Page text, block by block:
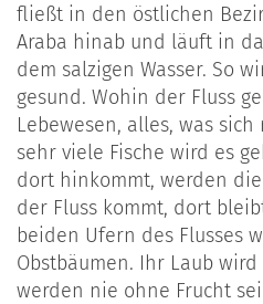
fließt in den östlichen
Araba hinab und läuft in
dem salzigen Wasser. So
gesund. Wohin der Fluss
Lebewesen, alles, was
sehr viele Fische wird es
dort hinkommt, werden
der Fluss kommt, dort
beiden Ufern des Flusses
Obstbäumen. Ihr Laub
werden nie ohne Frucht